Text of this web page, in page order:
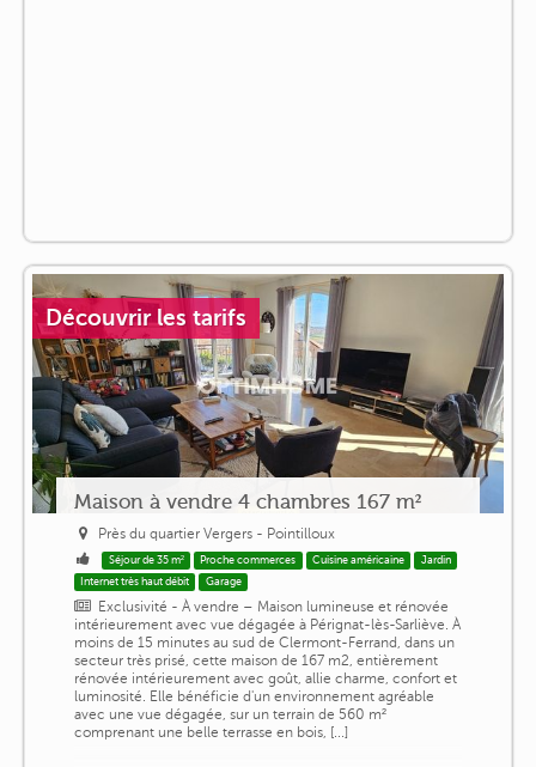
Découvrir les tarifs
Maison à vendre 4 chambres 167 m²
Près du quartier Vergers - Pointilloux
Séjour de 35 m² Proche commerces Cuisine américaine
Jardin
Internet très haut débit
Garage
Exclusivité - À vendre – Maison lumineuse et rénovée
intérieurement avec vue dégagée à Pérignat-lès-Sarliève. À
moins de 15 minutes au sud de Clermont-Ferrand, dans un
secteur très prisé, cette maison de 167 m2, entièrement
rénovée intérieurement avec goût, allie charme, confort et
luminosité. Elle bénéficie d'un environnement agréable
avec une vue dégagée, sur un terrain de 560 m²
comprenant une belle terrasse en bois, [...]